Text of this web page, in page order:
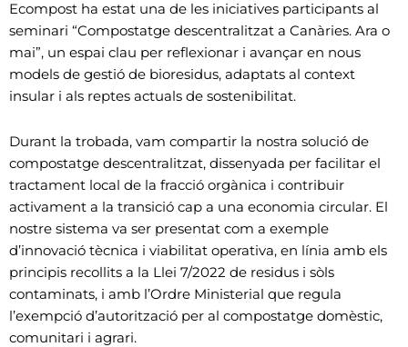
Ecompost ha estat una de les iniciatives participants al
seminari “Compostatge descentralitzat a Canàries. Ara o
mai”, un espai clau per reflexionar i avançar en nous
models de gestió de bioresidus, adaptats al context
insular i als reptes actuals de sostenibilitat.
Durant la trobada, vam compartir la nostra solució de
compostatge descentralitzat, dissenyada per facilitar el
tractament local de la fracció orgànica i contribuir
activament a la transició cap a una economia circular. El
nostre sistema va ser presentat com a exemple
d’innovació tècnica i viabilitat operativa, en línia amb els
principis recollits a la Llei 7/2022 de residus i sòls
contaminats, i amb l’Ordre Ministerial que regula
l’exempció d’autorització per al compostatge domèstic,
comunitari i agrari.